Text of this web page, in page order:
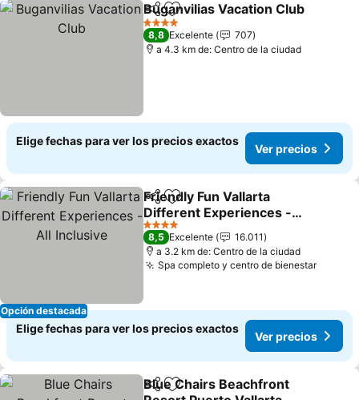
CompartirAgregar a favoritos
Buganvilias Vacation Club
4 Estrellas
8,8 Excelente
707
a 4.3 km de: Centro de la ciudad
Elige fechas para ver los precios exactos
Ver precios
Opción destacada
CompartirAgregar a favoritos
Friendly Fun Vallarta
Different Experiences -
All Inclusive
Ver precios
4 Estrellas
8,5 Excelente
16.011
a 3.2 km de: Centro de la ciudad
Spa completo y centro de bienestarVer
Elige fechas para ver los precios exactos
Ver precios
CompartirAgregar a favoritos
Blue Chairs Beachfront